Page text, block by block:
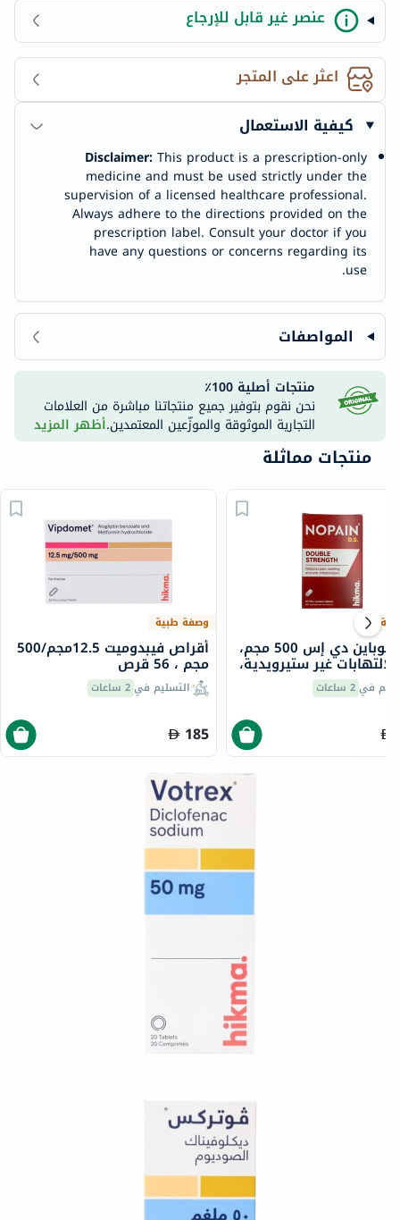
عنصر غير قابل للإرجاع
اعثر على المتجر
كيفية الاستعمال
Disclaimer:This product is a prescription-only
medicine and must be used strictly under the
supervision of a licensed healthcare professional.
Always adhere to the directions provided on the
prescription label. Consult your doctor if you
have any questions or concerns regarding its
use.
المواصفات
منتجات أصلية 100٪
نحن نقوم بتوفير جميع منتجاتنا مباشرة من العلامات
التجارية الموثوقة والموزّعين المعتمدين.أظهر المزيد
منتجات مماثلة
وصفة طبية
أقراص فيبدوميت 12.5مجم/500
مجم ، 56 قرص
التسليم في 2 ساعات
185
أقراص نوباين دي إس 500 مجم،
غير ستيرويدية،
في2 ساعات